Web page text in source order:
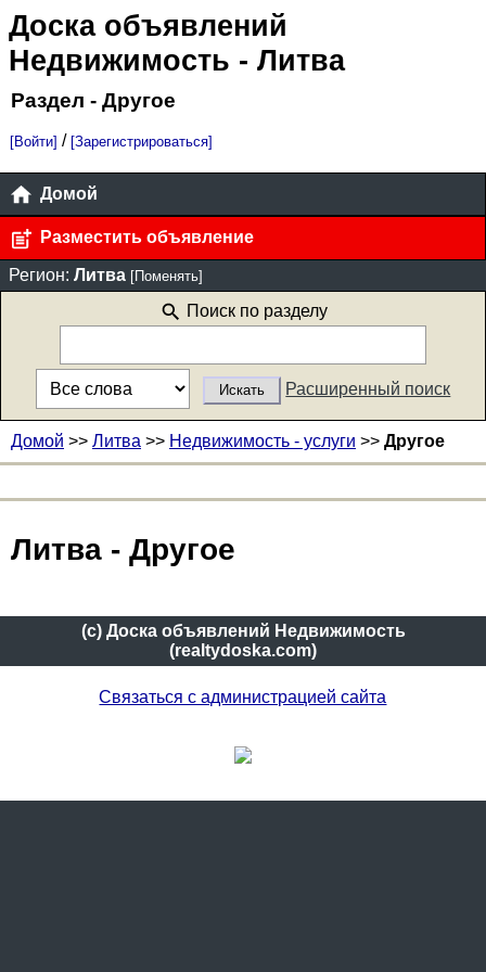
Доска объявлений
Недвижимость - Литва
Раздел - Другое
[Войти] / [Зарегистрироваться]
Домой
Разместить объявление
Регион: Литва [Поменять]
Поиск по разделу
Расширенный поиск
Домой >> Литва >> Недвижимость - услуги >> Другое
Литва - Другое
(c) Доска объявлений Недвижимость
(realtydoska.com)
Связаться с администрацией сайта